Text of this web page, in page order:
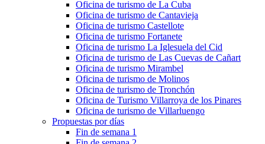
Oficina de turismo de La Cuba
Oficina de turismo de Cantavieja
Oficina de turismo Castellote
Oficina de turismo Fortanete
Oficina de turismo La Iglesuela del Cid
Oficina de turismo de Las Cuevas de Cañart
Oficina de turismo Mirambel
Oficina de turismo de Molinos
Oficina de turismo de Tronchón
Oficina de Turismo Villarroya de los Pinares
Oficina de turismo de Villarluengo
Propuestas por días
Fin de semana 1